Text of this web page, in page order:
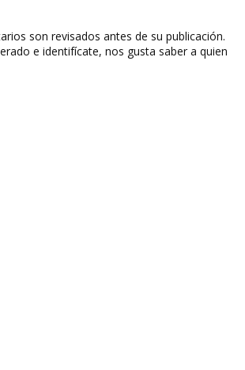
son revisados antes de su publicación.
e identifícate, nos gusta saber a quien